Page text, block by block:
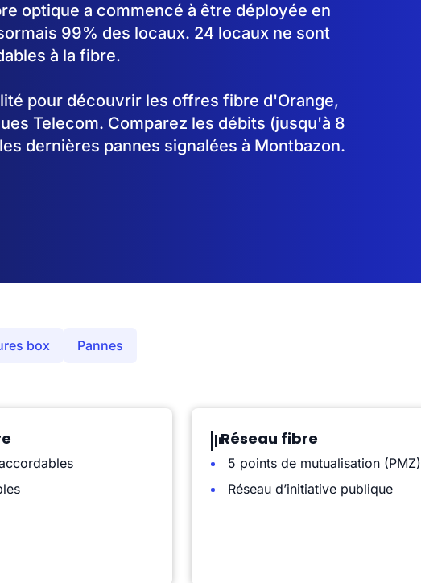
optique a commencé à être déployée en
99% des locaux. 24 locaux ne sont
à la fibre.
pour découvrir les offres fibre d'Orange,
Telecom. Comparez les débits (jusqu'à 8
dernières pannes signalées à Montbazon.
box Pannes
Réseau fibre
5 points de mutualisation (PMZ)
Réseau d’initiative publique